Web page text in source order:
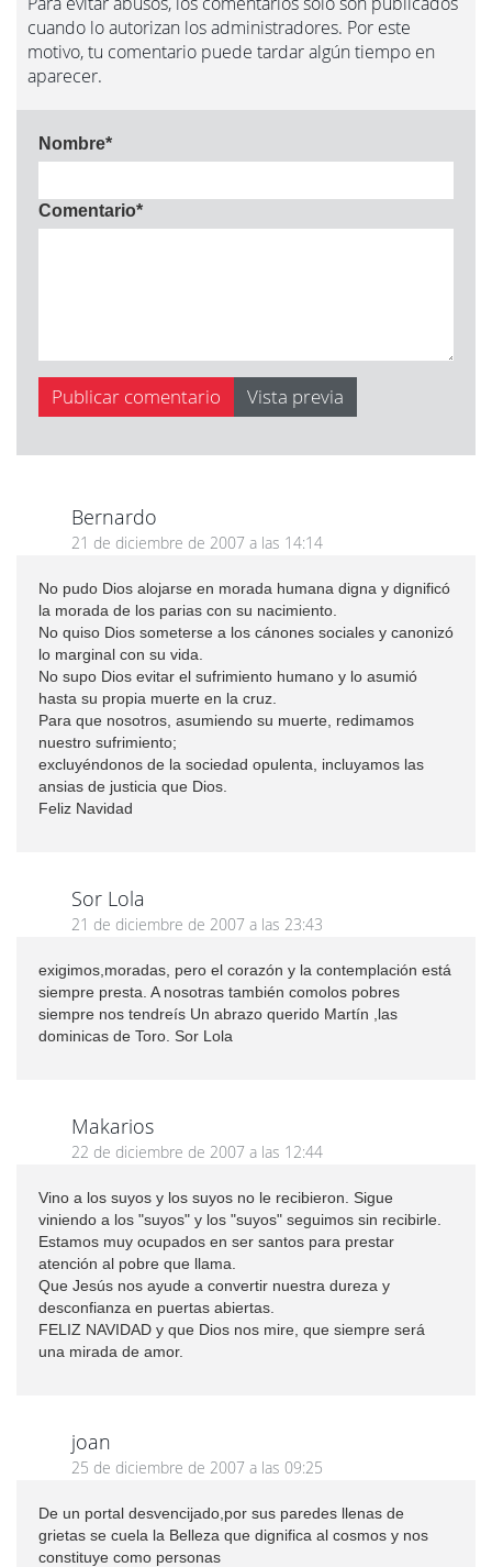
cuando lo autorizan los administradores. Por este
motivo, tu comentario puede tardar algún tiempo en
aparecer.
Nombre*
Comentario*
Bernardo
21 de diciembre de 2007 a las 14:14
No pudo Dios alojarse en morada humana digna y dignificó
la morada de los parias con su nacimiento.
No quiso Dios someterse a los cánones sociales y canonizó
lo marginal con su vida.
No supo Dios evitar el sufrimiento humano y lo asumió
hasta su propia muerte en la cruz.
Para que nosotros, asumiendo su muerte, redimamos
nuestro sufrimiento;
excluyéndonos de la sociedad opulenta, incluyamos las
ansias de justicia que Dios.
Feliz Navidad
Sor Lola
21 de diciembre de 2007 a las 23:43
exigimos,moradas, pero el corazón y la contemplación está
siempre presta. A nosotras también comolos pobres
siempre nos tendreís Un abrazo querido Martín ,las
dominicas de Toro. Sor Lola
Makarios
22 de diciembre de 2007 a las 12:44
Vino a los suyos y los suyos no le recibieron. Sigue
viniendo a los "suyos" y los "suyos" seguimos sin recibirle.
Estamos muy ocupados en ser santos para prestar
atención al pobre que llama.
Que Jesús nos ayude a convertir nuestra dureza y
desconfianza en puertas abiertas.
FELIZ NAVIDAD y que Dios nos mire, que siempre será
una mirada de amor.
joan
25 de diciembre de 2007 a las 09:25
De un portal desvencijado,por sus paredes llenas de
grietas se cuela la Belleza que dignifica al cosmos y nos
constituye como personas